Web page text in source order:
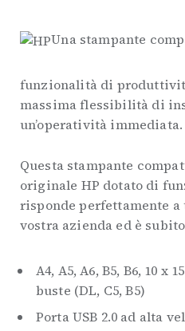
Una stampante
funzionalità di
massima flessibilità di
un’operatività immediata.
Questa stampante
originale HP dotato di
risponde perfettamente
vostra azienda ed è
A4, A5, A6, B5, B6, 10 x
buste (DL, C5, B5)
Porta USB 2.0 ad alta